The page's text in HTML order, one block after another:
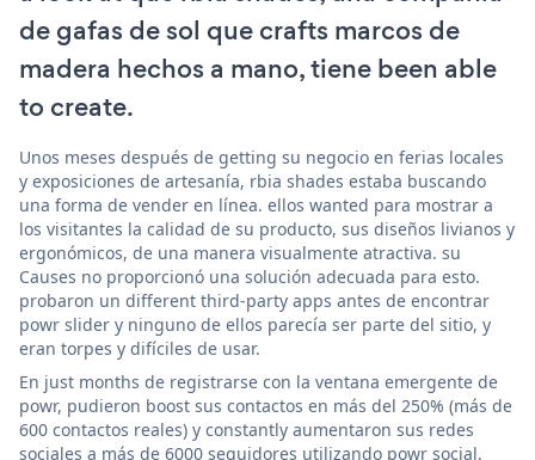
de gafas de sol que crafts marcos de
madera hechos a mano, tiene been able
to create.
Unos meses después de getting su negocio en ferias locales
y exposiciones de artesanía, rbia shades estaba buscando
una forma de vender en línea. ellos wanted para mostrar a
los visitantes la calidad de su producto, sus diseños livianos y
ergonómicos, de una manera visualmente atractiva. su
Causes no proporcionó una solución adecuada para esto.
probaron un different third-party apps antes de encontrar
powr slider y ninguno de ellos parecía ser parte del sitio, y
eran torpes y difíciles de usar.
En just months de registrarse con la ventana emergente de
powr, pudieron boost sus contactos en más del 250% (más de
600 contactos reales) y constantly aumentaron sus redes
sociales a más de 6000 seguidores utilizando powr social.